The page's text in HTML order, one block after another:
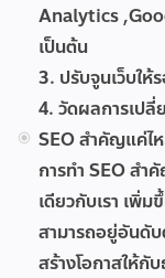
Analytics
เป็นต้น
3. ปรับจูนเว็บให้
4. วัดผลการเป
SEO สำคัญแค่ไ
การทำ SEO สำ
เดียวกับเรา เพิ่ม
สามารถอยู่อันดั
สร้างโอกาสให้กั